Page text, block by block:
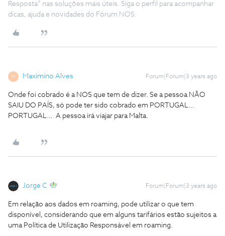
Resposta” nas soluções mais úteis. Siga o perfil para acompanhar
dicas, ajuda e novidades do Fórum NOS.
M Maximino Alves Forum|Forum|3 years ago
Onde foi cobrado é a NOS que tem de dizer. Se a pessoa NÃO
SAIU DO PAÍS, só pode ter sido cobrado em PORTUGAL…
PORTUGAL… A pessoa irá viajar para Malta.
Jorge C Forum|Forum|3 years ago
Em relação aos dados em roaming, pode utilizar o que tem
disponível, considerando que em alguns tarifários estão sujeitos a
uma Política de Utilização Responsável em roaming.